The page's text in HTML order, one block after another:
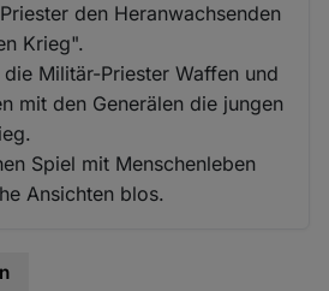
den Heranwachsenden
Krieg".
Militär-Priester Waffen und
mit den Generälen die jungen
Spiel mit Menschenleben
Ansichten blos.